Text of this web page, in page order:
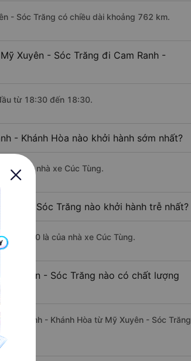
- Sóc Trăng có chiều dài khoảng 762 km.
Xuyên - Sóc Trăng đi Cam Ranh -
từ 18:30 đến 18:30.
- Khánh Hòa nào khởi hành sớm nhất?
là của nhà xe Cúc Tùng.
- Sóc Trăng nào khởi hành trễ nhất?
18:30 là của nhà xe Cúc Tùng.
Xuyên - Sóc Trăng nào có chất lượng
Ranh - Khánh Hòa từ Mỹ Xuyên - Sóc Trăng